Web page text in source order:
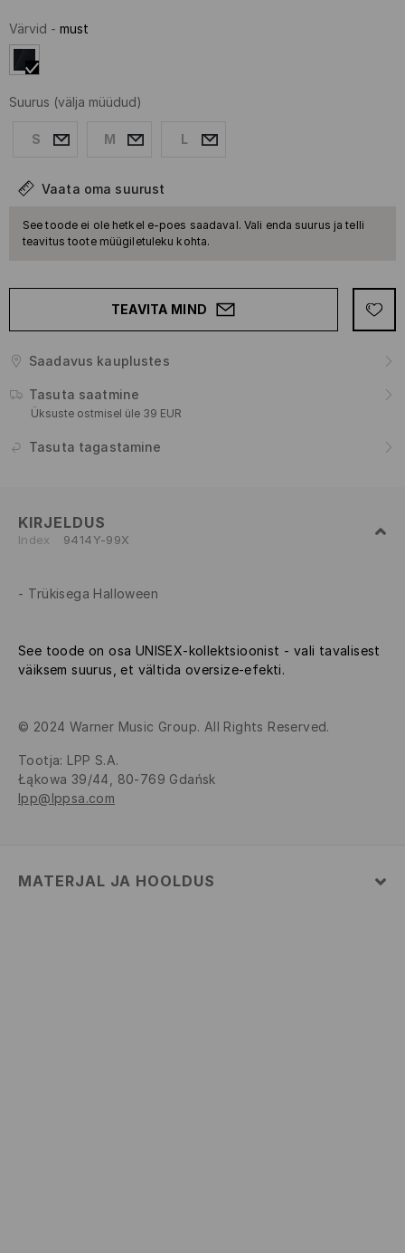
Värvid - must
Suurus (välja müüdud)
S M L
Vaata oma suurust
See toode ei ole hetkel e-poes saadaval. Vali enda suurus ja telli
teavitus toote müügiletuleku kohta.
TEAVITA MIND
Saadavus kauplustes
Tasuta saatmine
Üksuste ostmisel üle 39 EUR
Tasuta tagastamine
KIRJELDUS
Index 9414Y-99X
Trükisega Halloween
See toode on osa UNISEX-kollektsioonist - vali tavalisest
väiksem suurus, et vältida oversize-efekti.
© 2024 Warner Music Group. All Rights Reserved.
Tootja: LPP S.A.
Łąkowa 39/44, 80-769 Gdańsk
lpp@lppsa.com
MATERJAL JA HOOLDUS